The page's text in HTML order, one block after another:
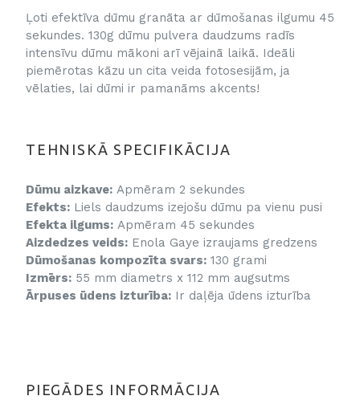
Ļoti efektīva dūmu granāta ar dūmošanas ilgumu 45
sekundes. 130g dūmu pulvera daudzums radīs
intensīvu dūmu mākoni arī vējainā laikā. Ideāli
piemērotas kāzu un cita veida fotosesijām, ja
vēlaties, lai dūmi ir pamanāms akcents!
TEHNISKĀ SPECIFIKĀCIJA
Dūmu aizkave: Apmēram 2 sekundes
Efekts: Liels daudzums izejošu dūmu pa vienu pusi
Efekta ilgums: Apmēram 45 sekundes
Aizdedzes veids: Enola Gaye izraujams gredzens
Dūmošanas kompozīta svars: 130 grami
Izmērs: 55 mm diametrs x 112 mm augsutms
Ārpuses ūdens izturība: Ir daļēja ūdens izturība
PIEGĀDES INFORMĀCIJA